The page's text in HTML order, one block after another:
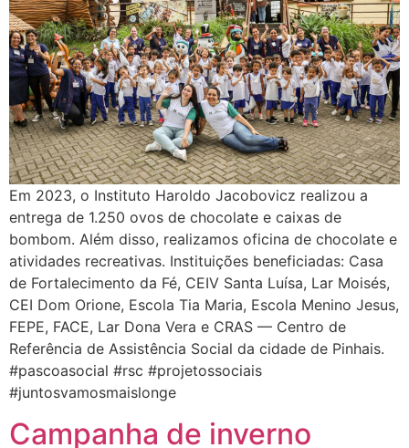
Em 2023, o Instituto Haroldo Jacobovicz realizou a
entrega de 1.250 ovos de chocolate e caixas de
bombom. Além disso, realizamos oficina de chocolate e
atividades recreativas. Instituições beneficiadas: Casa
de Fortalecimento da Fé, CEIV Santa Luísa, Lar Moisés,
CEI Dom Orione, Escola Tia Maria, Escola Menino Jesus,
FEPE, FACE, Lar Dona Vera e CRAS — Centro de
Referência de Assistência Social da cidade de Pinhais.
#pascoasocial #rsc #projetossociais
#juntosvamosmaislonge
Campanha de inverno